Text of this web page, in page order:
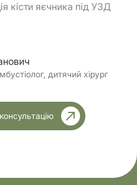
кісти яєчника під УЗД
дитячий хірург